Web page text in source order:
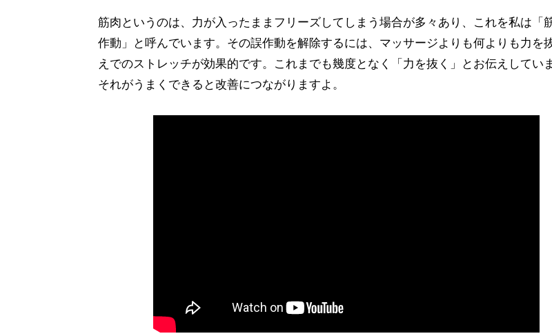
筋肉というのは、力が入ったままフリーズしてしまう場合が多々あり、これを私は「
作動」と呼んでいます。その誤作動を解除するには、マッサージよりも何よりも力を
えでのストレッチが効果的です。これまでも幾度となく「力を抜く」とお伝えしてい
それがうまくできると改善につながりますよ。